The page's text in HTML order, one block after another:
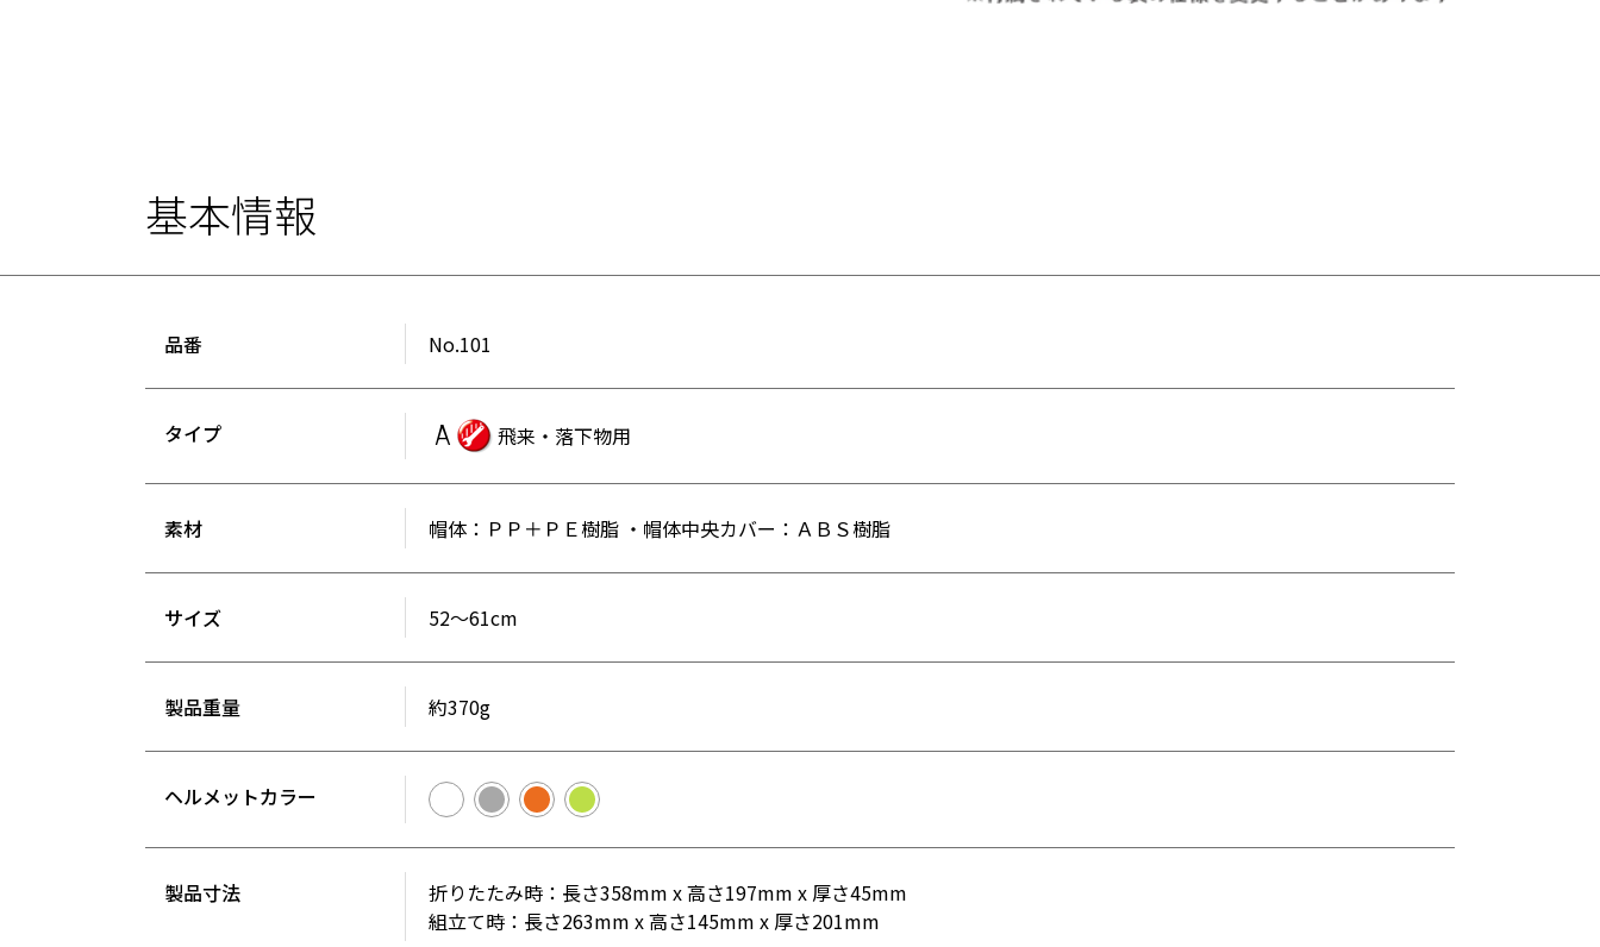
基本情報
品番 No.101
タイプ A 飛来・落下物用
素材 帽体：ＰＰ＋ＰＥ樹脂 ・帽体中央カバー：ＡＢＳ樹脂
サイズ 52～61cm
製品重量 約370g
ヘルメットカラー
製品寸法
折りたたみ時：長さ358mm x 高さ197mm x 厚さ45mm
組立て時：長さ263mm x 高さ145mm x 厚さ201mm